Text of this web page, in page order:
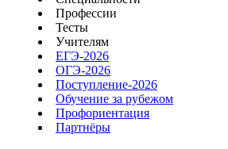
Профессии
Тесты
Учителям
ЕГЭ-2026
ОГЭ-2026
Поступление-2026
Обучение за рубежом
Профориентация
Партнёры